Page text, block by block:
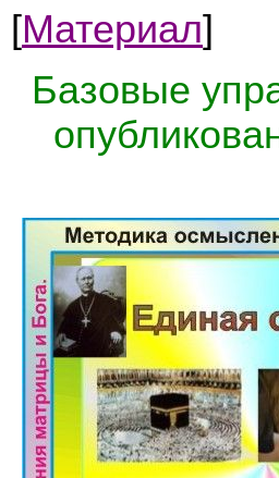
[Материал]
Базовые